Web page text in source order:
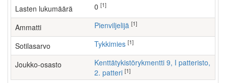
Lasten lukumäärä [1]
Ammatti pienviljelijä [1]
Sotilasarvo Tykkimies [1]
Joukko-osasto
Kenttätykistörykmentti 9, I patteristo,
2. patteri [1]